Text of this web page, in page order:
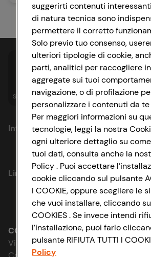
Spesa online Assicurazioni Sapori&
Informazioni
Privacy Policy
Cookie Policy
Impostazioni Cookie
Accessibilità
Link utili
Lavora con noi
Le cooperative
News & Approfondimenti
CONAD SOCIETÀ COOPERATIVA
Via Michelino, 59 | 40127 BOLOGNA
suggerirti contenuti
di natura tecnica sono
permettere il corretto
Solo previo tuo consenso,
ulteriori tipologie di cookie,
parti, analitici per raccogliere
aggregate sui tuoi
navigazione, o di profilazione
personalizzare i contenuti da
Per maggiori informazioni su
tecnologie, leggi la nostra
ogni ulteriore dettaglio su
tuoi dati, consulta anche la
Policy . Puoi accettare
cookie cliccando sul pulsante
I COOKIE, oppure scegliere le
che vuoi installare, cliccando su
COOKIES . Se invece intendi
l’installazione, puoi farlo
pulsante RIFIUTA TUTTI I
Policy